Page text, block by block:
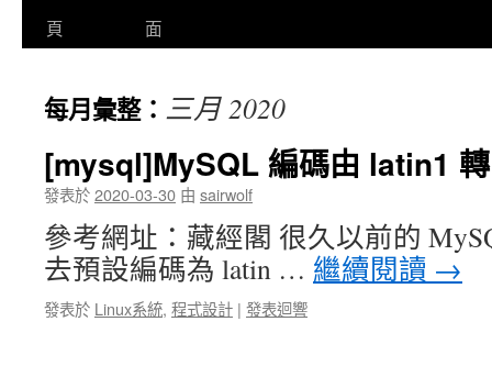
至
容
頁
面
每月彙整： 三月 2020
[mysql]MySQL 編碼由 latin1
發表於2020-03-30 由 sairwolf
參考網址：藏經閣 很久以前的
去預設編碼為 latin … 繼續閱讀 →
發表於 Linux系統, 程式設計 | 發表迴響